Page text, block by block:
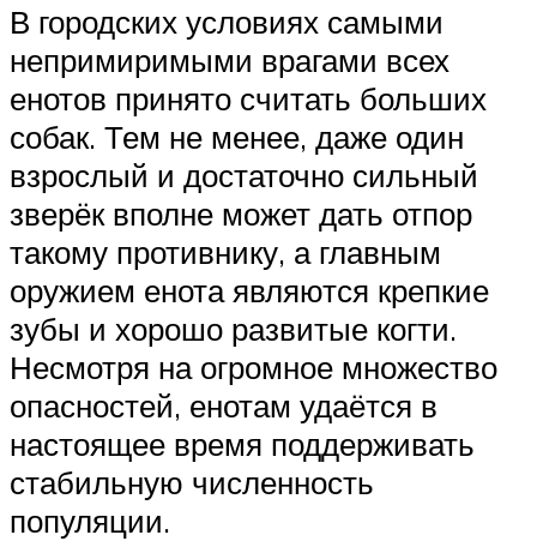
В городских условиях самыми
непримиримыми врагами всех
енотов принято считать больших
собак. Тем не менее, даже один
взрослый и достаточно сильный
зверёк вполне может дать отпор
такому противнику, а главным
оружием енота являются крепкие
зубы и хорошо развитые когти.
Несмотря на огромное множество
опасностей, енотам удаётся в
настоящее время поддерживать
стабильную численность
популяции.